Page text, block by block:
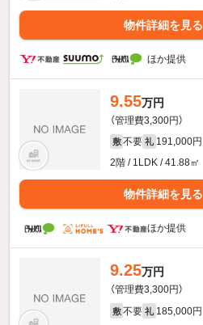
物件詳細を見る
ほか提供
9.55万円
（管理費3,300円）
敷 不要 礼 191,000円
2階 / 1LDK / 41.88㎡
物件詳細を見る
ほか提供
9.25万円
（管理費3,300円）
敷 不要 礼 185,000円